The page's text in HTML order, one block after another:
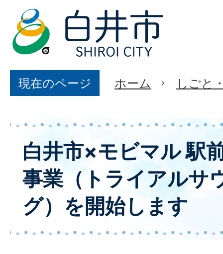
現在のページ ホーム しごと
白井市×モビマル 駅
事業（トライアルサ
グ）を開始します